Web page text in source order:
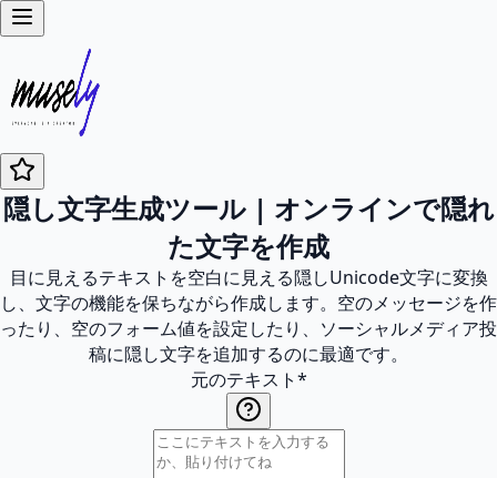
隠し文字生成ツール | オンラインで隠れ
た文字を作成
目に見えるテキストを空白に見える隠しUnicode文字に変換
し、文字の機能を保ちながら作成します。空のメッセージを作
ったり、空のフォーム値を設定したり、ソーシャルメディア投
稿に隠し文字を追加するのに最適です。
元のテキスト*